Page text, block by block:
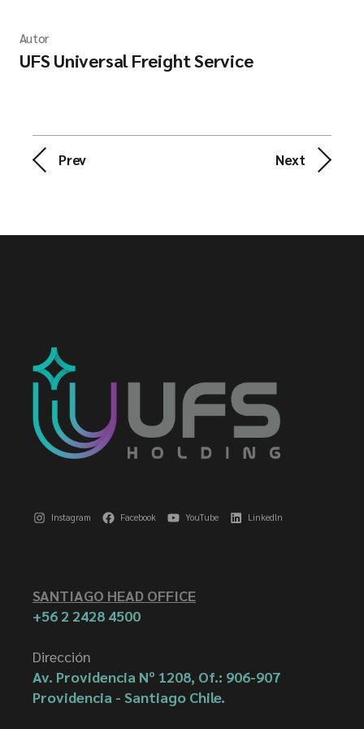
Autor
UFS Universal Freight Service
Prev Next
Instagram Facebook YouTube LinkedIn
SANTIAGO HEAD OFFICE
+56 2 2428 4500
Dirección
Av. Providencia Nº 1208, Of.: 906-907
Providencia - Santiago Chile.